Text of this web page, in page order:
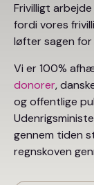
Frivilligt
fordi vores
løfter sagen
Vi er 100%
donorer,
og offentlige
gennem tiden
regnskoven